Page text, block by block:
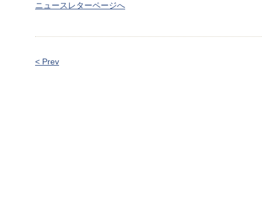
ニュースレターページへ
< Prev